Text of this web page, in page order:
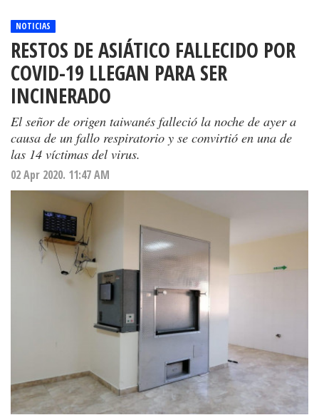
NOTICIAS
RESTOS DE ASIÁTICO FALLECIDO POR
COVID-19 LLEGAN PARA SER
INCINERADO
El señor de origen taiwanés falleció la noche de ayer a
causa de un fallo respiratorio y se convirtió en una de
las 14 víctimas del virus.
02 Apr 2020. 11:47 AM